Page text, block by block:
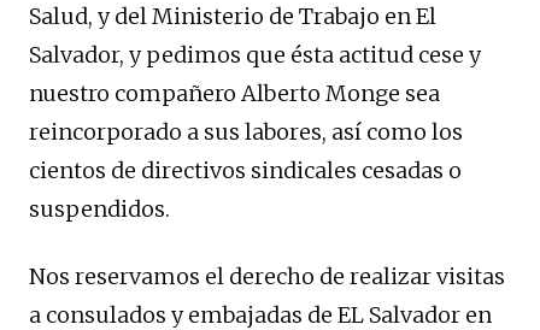
Salud, y del Ministerio de Trabajo en El
Salvador, y pedimos que ésta actitud cese y
nuestro compañero Alberto Monge sea
reincorporado a sus labores, así como los
cientos de directivos sindicales cesadas o
suspendidos.
Nos reservamos el derecho de realizar visitas
a consulados y embajadas de EL Salvador en